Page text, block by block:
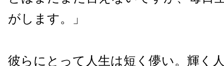
がします。」
彼らにとって人生は短く儚い。輝く